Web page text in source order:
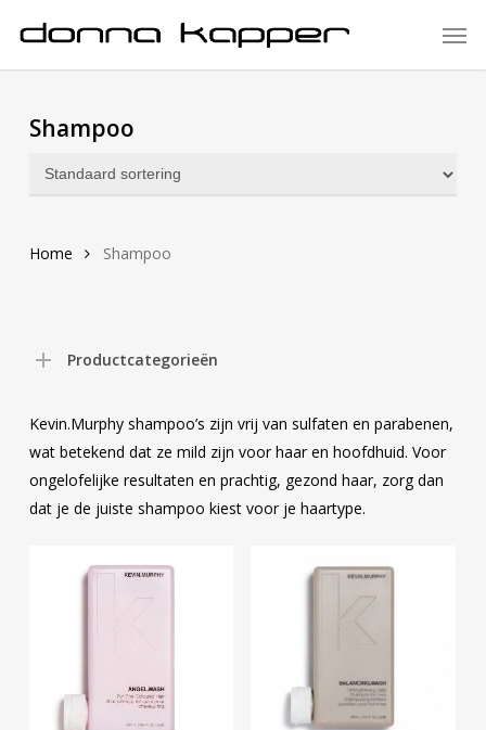
main
Shampoo
Home Shampoo
Productcategorieën
Kevin.Murphy shampoo’s zijn vrij van sulfaten en parabenen,
wat betekend dat ze mild zijn voor haar en hoofdhuid. Voor
ongelofelijke resultaten en prachtig, gezond haar, zorg dan
dat je de juiste shampoo kiest voor je haartype.